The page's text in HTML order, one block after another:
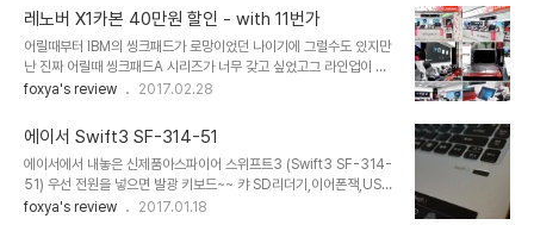
다.(본인도 X시리즈가 있다. T시리즈도 있고 X1 ..
느낌의 흰지 뚜둥.. 하고 피면 노트북으로 사용OK! 믹스510은 키보드
가 별도 판매가 아닌 기본 포함이기 때문에 부담없이 구매가 가능하다
또한 스펙도 다양하고 대부분 고사양이기 때문에고급스러운 타블렛
이라고 부를수도 있고노트북이라 부르는게 더 적합할것같기도 하다
키보드 감은 노말한 노트북 수준씽크패드 수준을 바란것은 아니니까
어서 바로 사용도 가능하다 SW키보드 역시..
레노버 X1카본 40만원 할인 - with 11번가
어릴때부터 IBM의 씽크패드가 로망이었던 나이기에 그럴수도 있지만
난 진짜 어릴때 씽크패드A 시리즈가 너무 갖고 싶었고그 라인업이 단
종된다음에는 T모델을 로망으로 삼았는데(R모델은 씽크패드라고 하
랐다괴물같은 가격에 한번 놀라고그리고 어찌 어찌 카본을 구매한다
음에는 엄청난 안정성에 놀라고. 구입한지 2년이 다되가는 구형 카본
이지만 아직 속도도 안정적이고다운 한번도 안된 그리고 레노버의 멋
진 키보드는 언제나 봐도 최고다(예전 키보드가 사실 더 좋아서 가끔
X200도 전원을 넣고 켜보기도 한다. 그러다가 발견한 11번가 단독
foxya's review 2017.02.28
에이서 Swift3 SF-314-51
에이서에서 내놓은 신제품아스파이어 스위프트3 (Swift3 SF-314-
51) 우선 전원을 넣으면 발광 키보드~~ 캬 SD리더기,이어폰잭,USB
2.0 포트와 켄싱턴 락 HDMI와 USB 3.0 포트, 그리고 C타입 단자
foxya's review 2017.01.18